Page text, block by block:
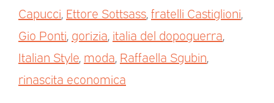
Capucci, Ettore Sottsass,fratelli Castiglioni,
Gio Ponti, gorizia, italia del dopoguerra,
Italian Style, moda, Raffaella Sgubin,
rinascita economica